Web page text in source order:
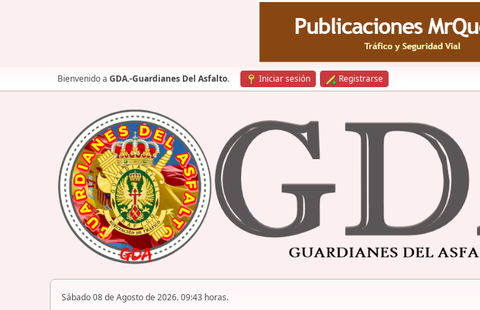
Bienvenido a GDA.-Guardianes Del Asfalto. Iniciar sesión Registrarse
Sábado 08 de Agosto de 2026. 09:43 horas.